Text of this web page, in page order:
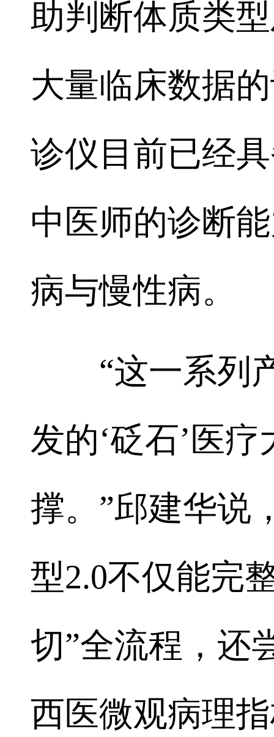
助判断体质类
大量临床数据
诊仪目前已经
中医师的诊断
病与慢性病。
“这一系列产
发的‘砭石’医
撑。”邱建华说
型2.0不仅能完
切”全流程，还
西医微观病理